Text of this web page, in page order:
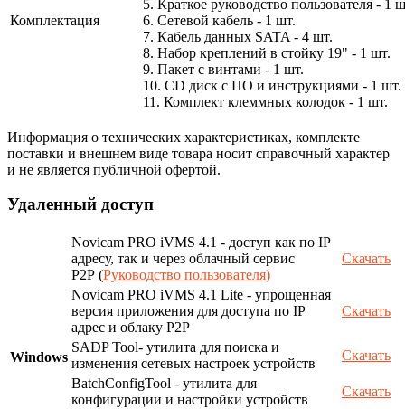
Комплектация
5. Краткое руководство пользователя - 1
6. Сетевой кабель - 1 шт.
7. Кабель данных SATA - 4 шт.
8. Набор креплений в стойку 19" - 1 шт.
9. Пакет с винтами - 1 шт.
10. CD диск с ПО и инструкциями - 1 шт.
11. Комплект клеммных колодок - 1 шт.
Информация о технических характеристиках, комплекте
поставки и внешнем виде товара носит справочный характер
и не является публичной офертой.
Удаленный доступ
Windows
Novicam PRO iVMS 4.1 - доступ как по IP
адресу, так и через облачный сервис
P2P (Руководство пользователя)
Скачать
Novicam PRO iVMS 4.1 Lite - упрощенная
версия приложения для доступа по IP
адрес и облаку P2P
Скачать
SADP Tool- утилита для поиска и
изменения сетевых настроек устройств
Скачать
BatchConfigTool - утилита для
конфигурации и настройки устройств
Скачать